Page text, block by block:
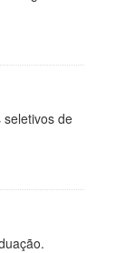
de